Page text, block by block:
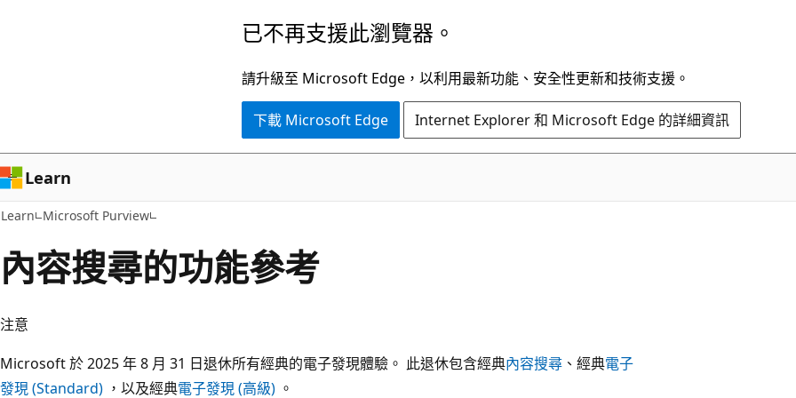
容
已不再支援此瀏覽器。
請升級至 Microsoft Edge，以利用最新功能、安全性更新和技術支援。
下載 Microsoft Edge Internet Explorer 和 Microsoft Edge 的詳細資訊
Learn
Learn Microsoft Purview
內容搜尋的功能參考
注意
Microsoft 於 2025 年 8 月 31 日退休所有經典的電子發現體驗。 此退休包含經典內容搜尋 、經典電子
發現 (Standard) ，以及經典電子發現 (高級) 。